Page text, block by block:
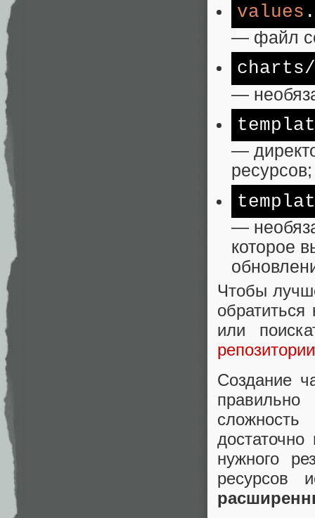
values
— файл
—
—
ресурсов;
—
которое
Чтобы
или
репозитории
Создание
нужного
ресурсов